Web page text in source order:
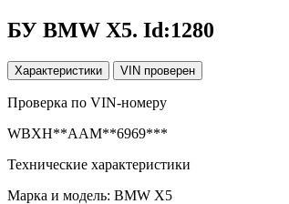
БУ BMW X5. Id:1280
Характеристики VIN проверен
Проверка по VIN-номеру
WBXH**AAM**6969***
Технические характеристики
Марка и модель: BMW X5